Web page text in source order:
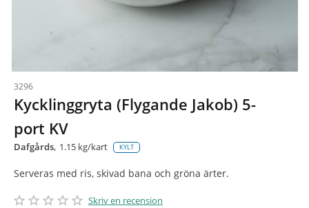
3296
Kycklinggryta (Flygande Jakob) 5-
port KV
Dafgårds 1.15 kg/kart KYLT
Serveras med ris, skivad bana och gröna ärter.
star_border star_border star_border star_border star_border
star star star star star Skriv en recension